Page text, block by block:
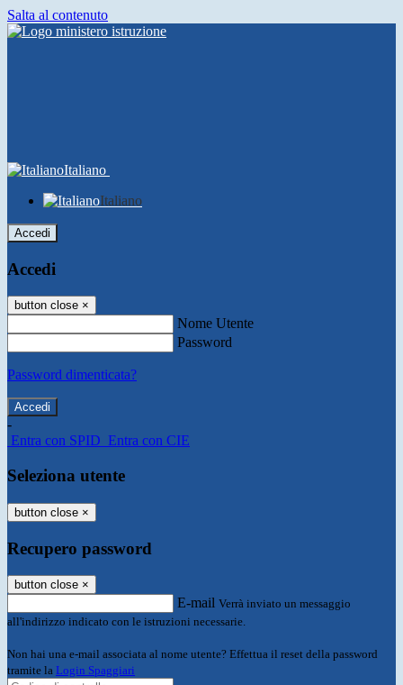
Salta al contenuto
Italiano
Italiano
Accedi
Accedi
button close ×
Nome Utente
Password
Password dimenticata?
-
Entra con SPID Entra con CIE
Seleziona utente
button close ×
Recupero password
button close ×
E-mail Verrà inviato un messaggio
all'indirizzo indicato con le istruzioni necessarie.
Non hai una e-mail associata al nome utente? Effettua il reset della password
tramite la Login Spaggiari